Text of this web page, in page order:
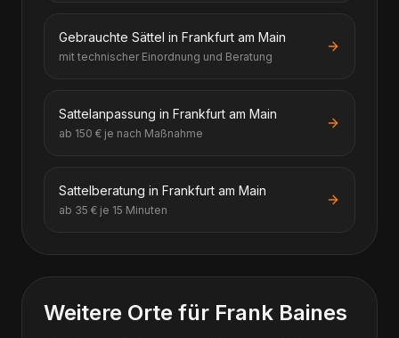
Gebrauchte Sättel in Frankfurt am Main
mit technischer Einordnung und Beratung
Sattelanpassung in Frankfurt am Main
ab 150 € je nach Maßnahme
Sattelberatung in Frankfurt am Main
ab 35 € je 15 Minuten
Weitere Orte für Frank Baines